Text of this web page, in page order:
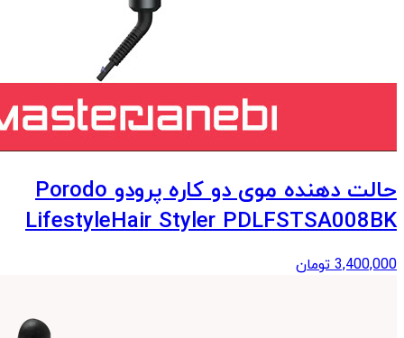
حالت دهنده موی دو کاره پرودو Porodo
LifestyleHair Styler PDLFSTSA008BK
3,400,000 تومان